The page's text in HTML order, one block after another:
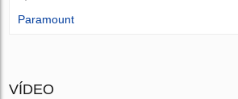
Paramount
VÍDEO